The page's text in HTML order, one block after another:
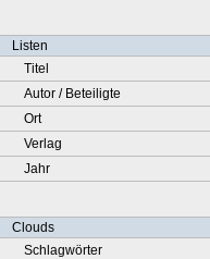
Listen
Titel
Autor / Beteiligte
Ort
Verlag
Jahr
Clouds
Schlagwörter